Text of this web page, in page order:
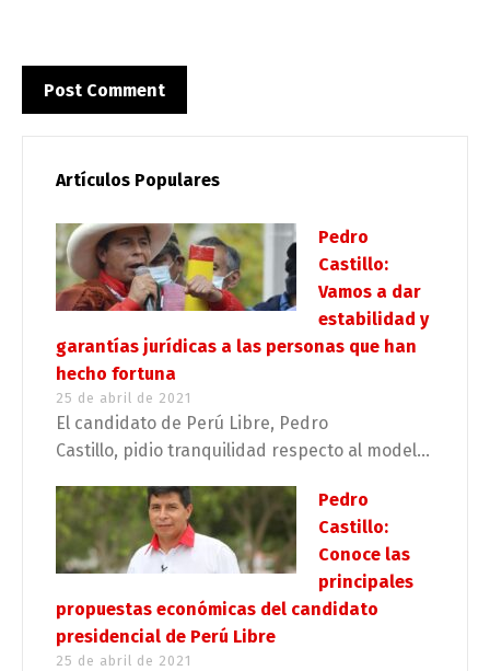
Artículos Populares
Pedro
Castillo:
Vamos a dar
estabilidad y
garantías jurídicas a las personas que han
hecho fortuna
25 de abril de 2021
El candidato de Perú Libre, Pedro
Castillo, pidio tranquilidad respecto al model...
Pedro
Castillo:
Conoce las
principales
propuestas económicas del candidato
presidencial de Perú Libre
25 de abril de 2021